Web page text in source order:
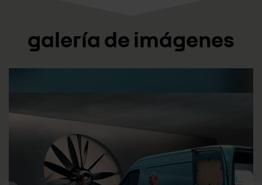
galería de imágenes